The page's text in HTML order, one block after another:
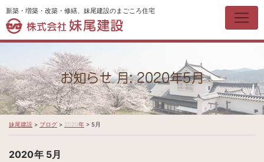
新築・増築・改築・修繕、妹尾建設のまごころ住宅
お知らせ 月:2020年5月
妹尾建設 > ブログ > 2020年 > 5月
2020年 5月